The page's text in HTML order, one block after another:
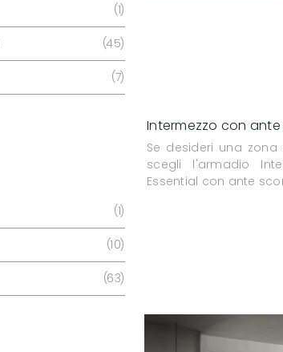
Intermezzo con ante
Se desideri una
scegli l'armadio
Essential con ante
1
45
7
1
10
63